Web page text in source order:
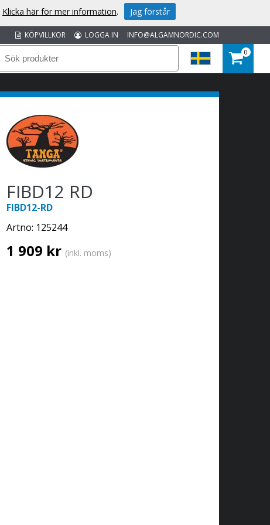
INFO@ALGAMNORDIC.COM
LOGGA IN
KÖPVILLKOR
0
FIBD12 RD
FIBD12-RD
Artno: 125244
1 909 kr (inkl. moms)
Klicka här för mer information. Jag förstår